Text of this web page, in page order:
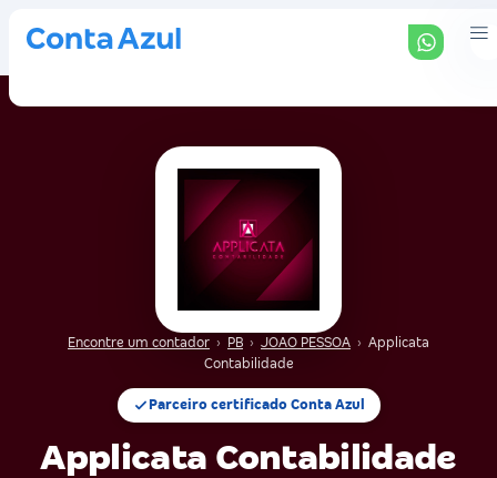
Encontre um contador › PB › JOAO PESSOA › Applicata
Contabilidade
Parceiro certificado Conta Azul
Applicata Contabilidade